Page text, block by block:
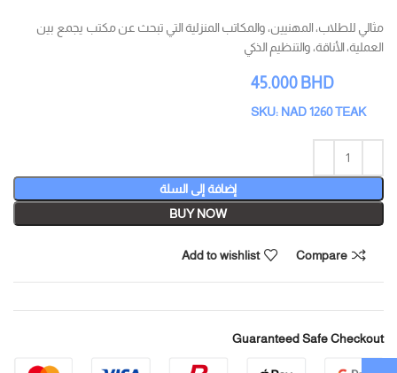
مثالي للطلاب، المهنيين، والمكاتب المنزلية التي تبحث عن مكتب يجمع بين
العملية، الأناقة، والتنظيم الذكي
45.000 BHD
SKU: NAD 1260 TEAK
إضافة إلى السلة
BUY NOW
Compare
Add to wishlist
Guaranteed Safe Checkout